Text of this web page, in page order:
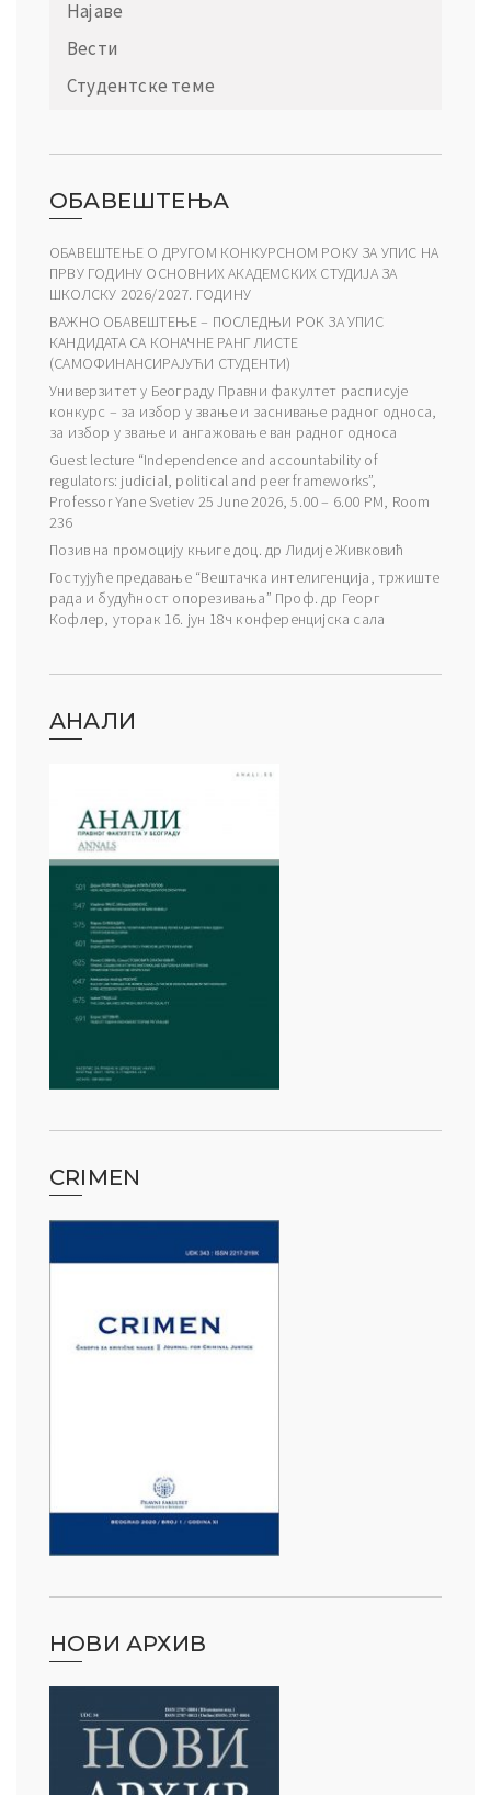
Најаве
Вести
Студентске теме
ОБАВЕШТЕЊА
ОБАВЕШТЕЊЕ О ДРУГОМ КОНКУРСНОМ РОКУ ЗА УПИС НА
ПРВУ ГОДИНУ ОСНОВНИХ АКАДЕМСКИХ СТУДИЈА ЗА
ШКОЛСКУ 2026/2027. ГОДИНУ
ВАЖНО ОБАВЕШТЕЊЕ – ПОСЛЕДЊИ РОК ЗА УПИС
КАНДИДАТА СА КОНАЧНЕ РАНГ ЛИСТЕ
(САМОФИНАНСИРАЈУЋИ СТУДЕНТИ)
Универзитет у Београду Правни факултет расписује
конкурс – за избор у звање и заснивање радног односа,
за избор у звање и ангажовање ван радног односа
Guest lecture “Independence and accountability of
regulators: judicial, political and peer frameworks”,
Professor Yane Svetiev 25 June 2026, 5.00 – 6.00 PM, Room
236
Позив на промоцију књиге доц. др Лидије Живковић
Гостујуће предавање “Вештачка интелигенција, тржиште
рада и будућност опорезивања” Проф. др Георг
Кофлер, уторак 16. јун 18ч конференцијска сала
АНАЛИ
CRIMEN
НОВИ АРХИВ